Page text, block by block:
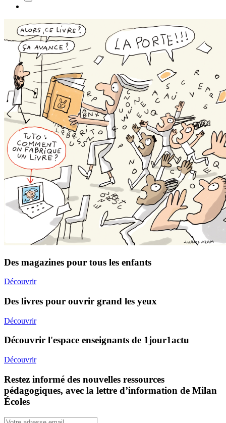
Des magazines pour tous les enfants
Découvrir
Des livres pour ouvrir grand les yeux
Découvrir
Découvrir l'espace enseignants de 1jour1actu
Découvrir
Restez informé des nouvelles ressources
pédagogiques, avec la lettre d’information de Milan
Écoles